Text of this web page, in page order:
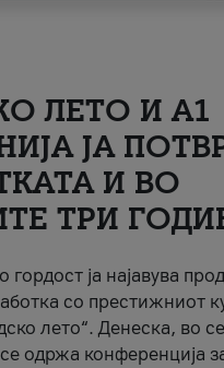
ЛЕТО И A1
ЈА
И ВО
ТРИ
гордост ја најавува
со престижниот
лето“. Денеска, во
одржа конференција